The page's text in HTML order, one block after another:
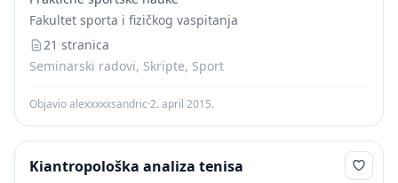
posto udaraca igrači izvode u neoptimalnom
ravnotežnom položaju i...
Fakultet sporta i fizičkog vaspitanja
21 stranica
Seminarski radovi, Skripte, Sport
Objavio alexxxxxsandric·2. april 2015.
Kiantropološka analiza tenisa